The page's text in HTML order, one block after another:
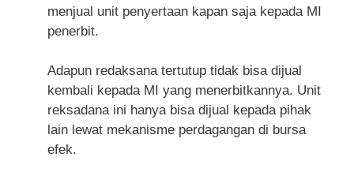
menjual unit penyertaan kapan saja kepada MI
penerbit.
Adapun redaksana tertutup tidak bisa dijual
kembali kepada MI yang menerbitkannya. Unit
reksadana ini hanya bisa dijual kepada pihak
lain lewat mekanisme perdagangan di bursa
efek.